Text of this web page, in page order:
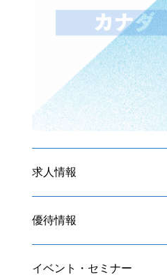
求人情報
優待情報
イベント・セミナー